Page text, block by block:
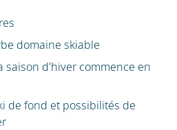
domaine skiable
saison d'hiver commence en
de fond et possibilités de